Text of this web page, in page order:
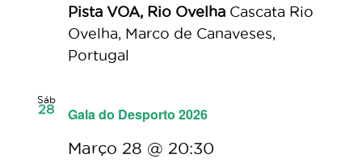
Pista VOA, Rio Ovelha Cascata Rio
Ovelha, Marco de Canaveses,
Portugal
Sáb
28 Gala do Desporto 2026
Março 28 @ 20:30